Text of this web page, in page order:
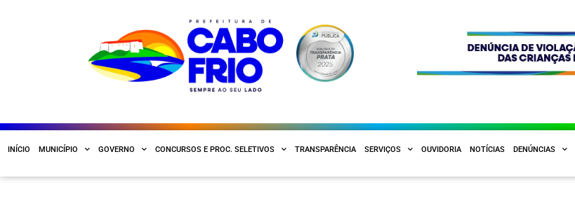
INÍCIO MUNICÍPIO GOVERNO CONCURSOS E PROC. SELETIVOS TRANSPARÊNCIA SERVIÇOS OUVIDORIA NOTÍCIAS DENÚNCIAS